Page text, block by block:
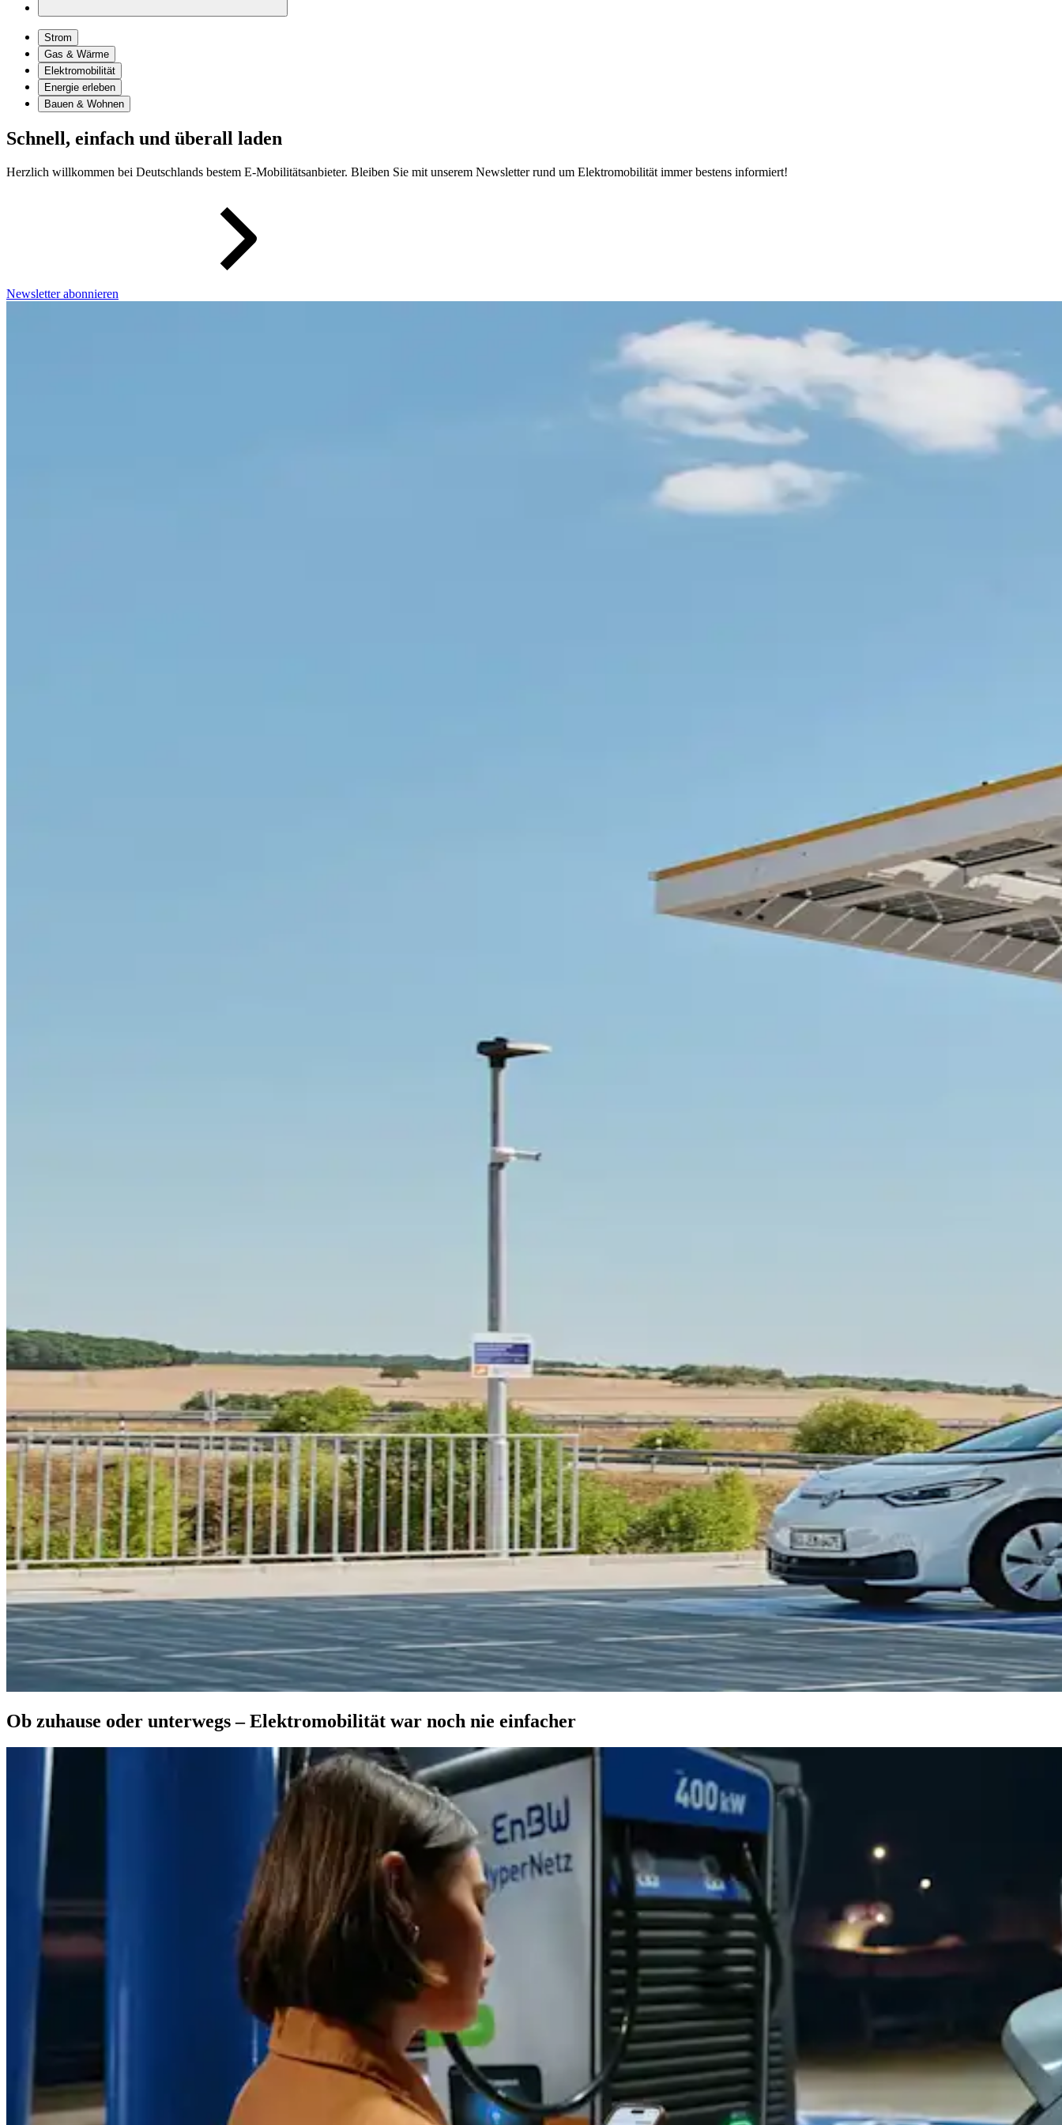
Strom
Gas & Wärme
Elektromobilität
Energie erleben
Bauen & Wohnen
Schnell, einfach und überall laden
Herzlich willkommen bei Deutschlands bestem E-Mobilitätsanbieter. Bleiben Sie mit unserem Newsletter rund um Elektromobilität immer bestens informiert!
Newsletter abonnieren
Ob zuhause oder unterwegs – Elektromobilität war noch nie einfacher